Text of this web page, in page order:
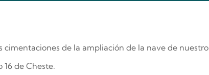
cimentaciones de la ampliación de la nave de nuestro
16 de Cheste.